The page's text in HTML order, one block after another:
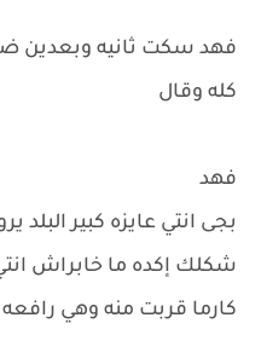
فهد سكت ثانيه وبعدين
كله وقال
فهد
بجى انتي عايزه كبير البلد
شكلك إكده ما خابراش
كارما قربت منه وهي